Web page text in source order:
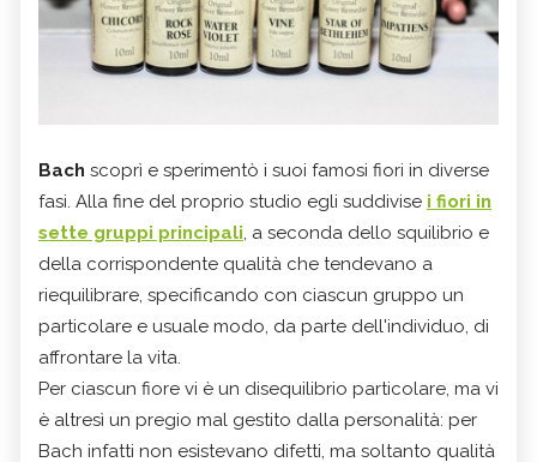
Bach scoprì e sperimentò i suoi famosi fiori in diverse
fasi. Alla fine del proprio studio egli suddivise i fiori in
sette gruppi principali, a seconda dello squilibrio e
della corrispondente qualità che tendevano a
riequilibrare, specificando con ciascun gruppo un
particolare e usuale modo, da parte dell'individuo, di
affrontare la vita.
Per ciascun fiore vi è un disequilibrio particolare, ma vi
è altresì un pregio mal gestito dalla personalità: per
Bach infatti non esistevano difetti, ma soltanto qualità